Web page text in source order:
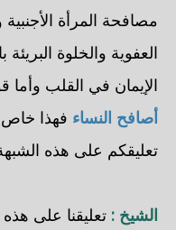
مصافحة المرأة
العفوية والخلوة
الإيمان في القلب وأما
أصافح النساء فهذا خاص
تعليقكم على هذه
الشيخ : تعليقنا على